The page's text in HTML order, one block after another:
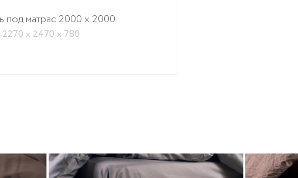
под матрас 2000 x 2000
2270 x 2470 x 780